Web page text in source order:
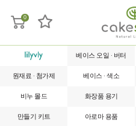
0
베이스 오일 · 버터
원재료 · 첨가제 베이스 · 색소
비누 몰드 화장품 용기
만들기 키트 아로마 용품